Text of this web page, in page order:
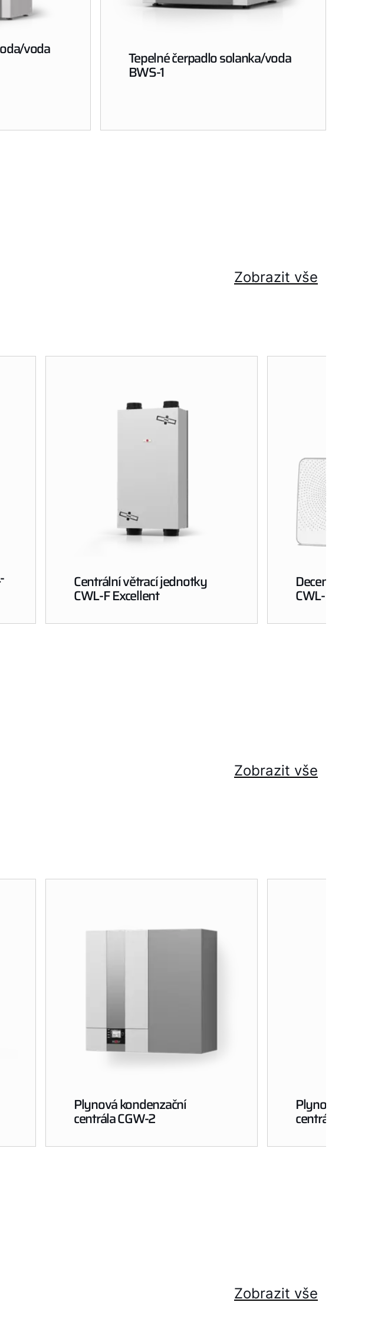
voda Tepelné čerpadlo solanka/voda
BWS-1
Zobrazit vše
Centrální větrací jednotky
CWL-F Excellent
Decentrální
CWL-D-70
Zobrazit vše
Plynová kondenzační
centrála CGW-2
Plynová
centrála
Zobrazit vše